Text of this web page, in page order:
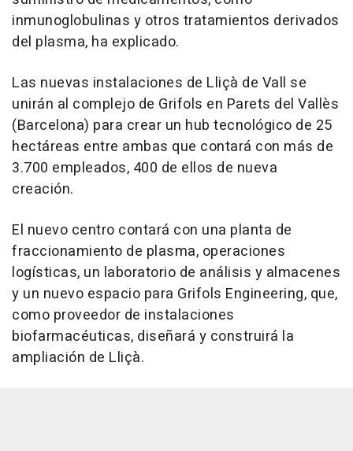
inmunoglobulinas y otros tratamientos derivados
del plasma, ha explicado.
Las nuevas instalaciones de Lliçà de Vall se
unirán al complejo de Grifols en Parets del Vallès
(Barcelona) para crear un hub tecnológico de 25
hectáreas entre ambas que contará con más de
3.700 empleados, 400 de ellos de nueva
creación.
El nuevo centro contará con una planta de
fraccionamiento de plasma, operaciones
logísticas, un laboratorio de análisis y almacenes
y un nuevo espacio para Grifols Engineering, que,
como proveedor de instalaciones
biofarmacéuticas, diseñará y construirá la
ampliación de Lliçà.